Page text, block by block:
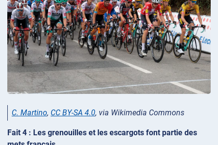
C. Martino, CC BY-SA 4.0, via Wikimedia Commons
Fait 4 : Les grenouilles et les escargots font partie des